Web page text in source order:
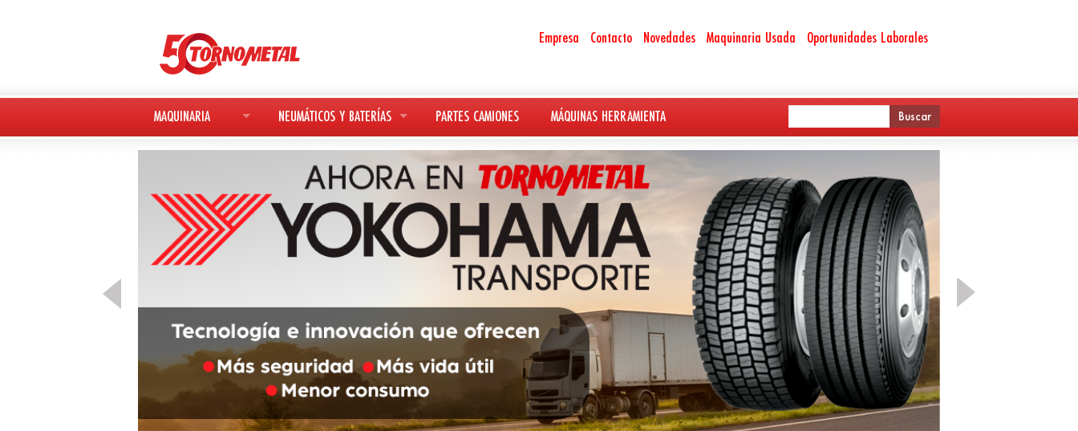
Empresa Contacto Novedades Maquinaria Usada Oportunidades Laborales
MAQUINARIA
MAQUINARIA NUEVA
MAQUINARIA USADA
DEUTZ-FAHR
AVANT
KESLA
NEUMÁTICOS Y BATERÍAS
NEUMÁTICOS
BATERÍAS
PARTES CAMIONES MÁQUINAS HERRAMIENTA